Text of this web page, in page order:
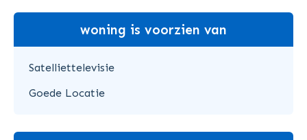
woning is voorzien van
Satelliettelevisie
Goede Locatie